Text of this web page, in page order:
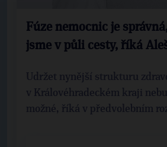
Fúze nemocnic je
jsme v půli cesty, říká
Udržet nynější strukturu
v Královéhradeckém kraji
možné, říká v předvolebním